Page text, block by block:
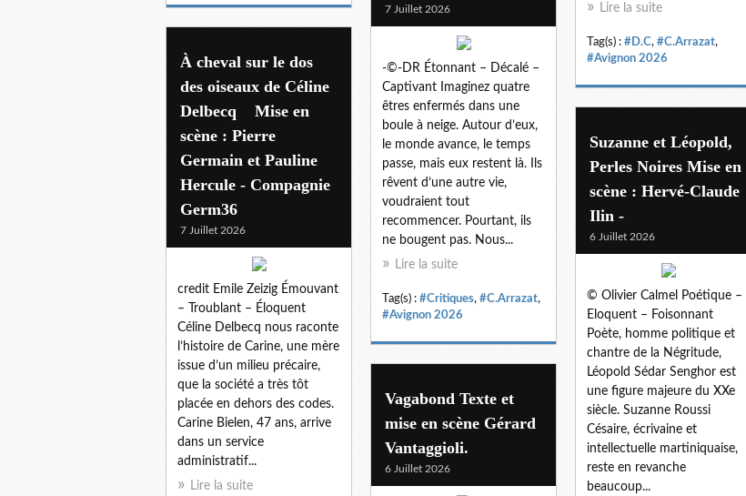
Lire la suite
Tag(s) : #D.C, #C.Arrazat,
#Avignon 2026
7 Juillet 2026
-©-DR Étonnant – Décalé –
Captivant Imaginez quatre
êtres enfermés dans une
boule à neige. Autour d’eux,
le monde avance, le temps
passe, mais eux restent là. Ils
rêvent d’une autre vie,
voudraient tout
recommencer. Pourtant, ils
ne bougent pas. Nous...
Lire la suite
Tag(s) : #Critiques, #C.Arrazat,
#Avignon 2026
À cheval sur le dos
des oiseaux de Céline
Delbecq Mise en
scène : Pierre
Germain et Pauline
Hercule - Compagnie
Germ36
7 Juillet 2026
credit Emile Zeizig Émouvant
– Troublant – Éloquent
Céline Delbecq nous raconte
l’histoire de Carine, une mère
issue d’un milieu précaire,
que la société a très tôt
placée en dehors des codes.
Carine Bielen, 47 ans, arrive
dans un service
administratif...
Lire la suite
Suzanne et Léopold,
Perles Noires Mise en
scène : Hervé-Claude
Ilin -
6 Juillet 2026
© Olivier Calmel Poétique –
Eloquent – Foisonnant
Poète, homme politique et
chantre de la Négritude,
Léopold Sédar Senghor est
une figure majeure du XXe
siècle. Suzanne Roussi
Césaire, écrivaine et
intellectuelle martiniquaise,
reste en revanche
beaucoup...
Vagabond Texte et
mise en scène Gérard
Vantaggioli.
6 Juillet 2026